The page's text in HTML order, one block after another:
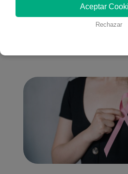
También
Aceptar
Rechazar